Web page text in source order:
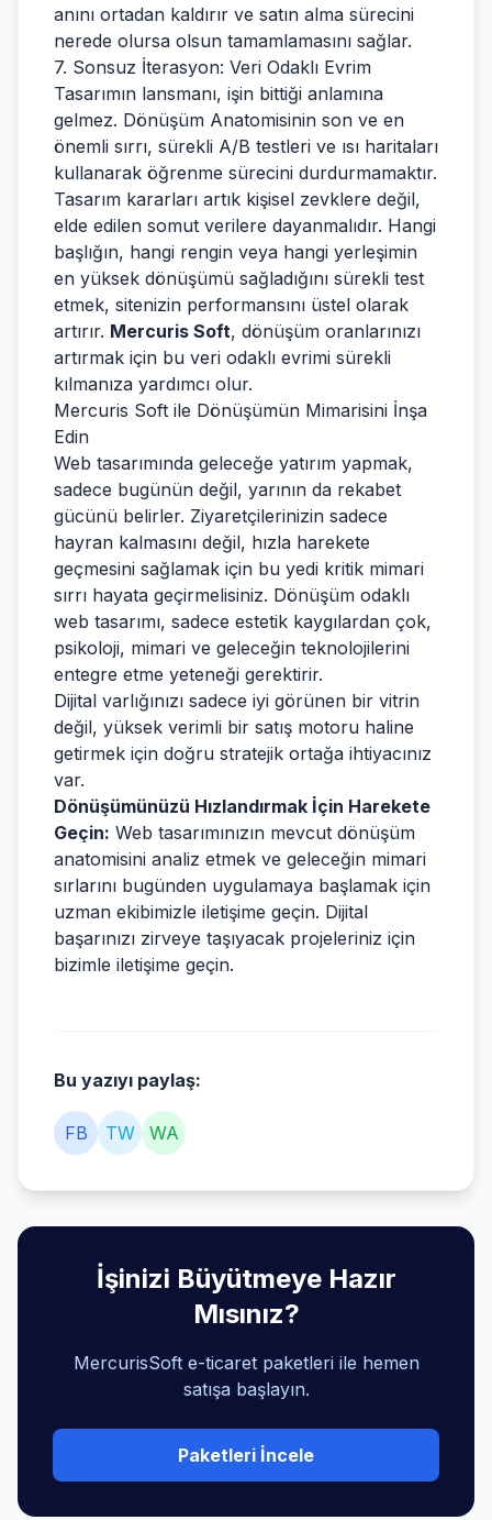
anını ortadan kaldırır ve satın alma sürecini
nerede olursa olsun tamamlamasını sağlar.
7. Sonsuz İterasyon: Veri Odaklı Evrim
Tasarımın lansmanı, işin bittiği anlamına
gelmez. Dönüşüm Anatomisinin son ve en
önemli sırrı, sürekli A/B testleri ve ısı haritaları
kullanarak öğrenme sürecini durdurmamaktır.
Tasarım kararları artık kişisel zevklere değil,
elde edilen somut verilere dayanmalıdır. Hangi
başlığın, hangi rengin veya hangi yerleşimin
en yüksek dönüşümü sağladığını sürekli test
etmek, sitenizin performansını üstel olarak
artırır. Mercuris Soft, dönüşüm oranlarınızı
artırmak için bu veri odaklı evrimi sürekli
kılmanıza yardımcı olur.
Mercuris Soft ile Dönüşümün Mimarisini İnşa
Edin
Web tasarımında geleceğe yatırım yapmak,
sadece bugünün değil, yarının da rekabet
gücünü belirler. Ziyaretçilerinizin sadece
hayran kalmasını değil, hızla harekete
geçmesini sağlamak için bu yedi kritik mimari
sırrı hayata geçirmelisiniz. Dönüşüm odaklı
web tasarımı, sadece estetik kaygılardan çok,
psikoloji, mimari ve geleceğin teknolojilerini
entegre etme yeteneği gerektirir.
Dijital varlığınızı sadece iyi görünen bir vitrin
değil, yüksek verimli bir satış motoru haline
getirmek için doğru stratejik ortağa ihtiyacınız
var.
Dönüşümünüzü Hızlandırmak İçin Harekete
Geçin: Web tasarımınızın mevcut dönüşüm
anatomisini analiz etmek ve geleceğin mimari
sırlarını bugünden uygulamaya başlamak için
uzman ekibimizle iletişime geçin. Dijital
başarınızı zirveye taşıyacak projeleriniz için
bizimle iletişime geçin.
Bu yazıyı paylaş:
FB TW WA
İşinizi Büyütmeye Hazır
Mısınız?
MercurisSoft e-ticaret paketleri ile hemen
satışa başlayın.
Paketleri İncele